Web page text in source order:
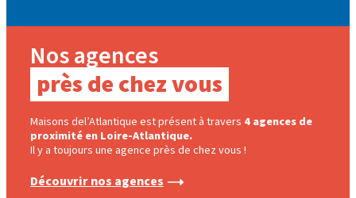
Nos agences
près de chez vous
Maisons del’Atlantique est présent à travers 4 agences de
proximité en Loire-Atlantique.
Il y a toujours une agence près de chez vous !
Découvrir nos agences